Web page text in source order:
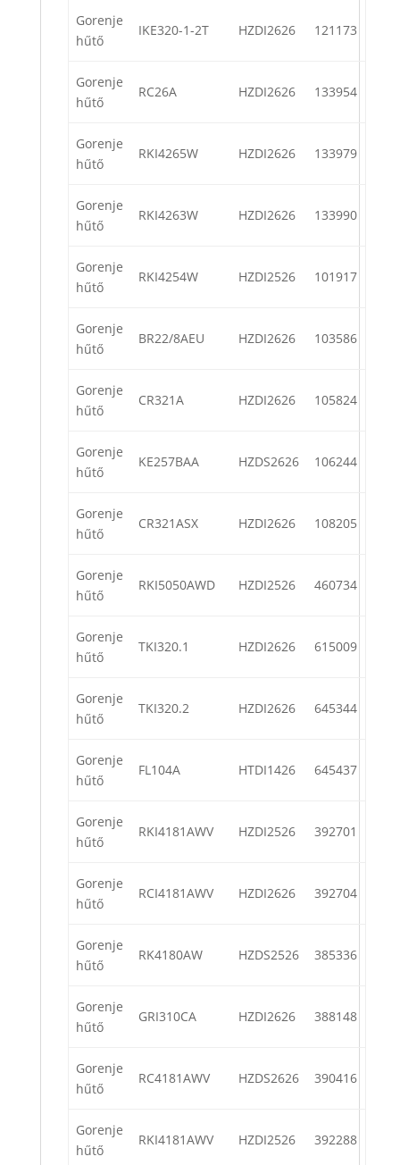
Gorenje
hűtő
IKE320-1-2T HZDI2626 121173
Gorenje
hűtő
RC26A HZDI2626 133954
Gorenje
hűtő
RKI4265W HZDI2626 133979
Gorenje
hűtő
RKI4263W HZDI2626 133990
Gorenje
hűtő
RKI4254W HZDI2526 101917
Gorenje
hűtő
BR22/8AEU HZDI2626 103586
Gorenje
hűtő
CR321A HZDI2626 105824
Gorenje
hűtő
KE257BAA HZDS2626 106244
Gorenje
hűtő
CR321ASX HZDI2626 108205
Gorenje
hűtő
RKI5050AWD HZDI2526 460734
Gorenje
hűtő
TKI320.1 HZDI2626 615009
Gorenje
hűtő
TKI320.2 HZDI2626 645344
Gorenje
hűtő
FL104A HTDI1426 645437
Gorenje
hűtő
RKI4181AWV HZDI2526 392701
Gorenje
hűtő
RCI4181AWV HZDI2626 392704
Gorenje
hűtő
RK4180AW HZDS2526 385336
Gorenje
hűtő
GRI310CA HZDI2626 388148
Gorenje
hűtő
RC4181AWV HZDS2626 390416
Gorenje
hűtő
RKI4181AWV HZDI2526 392288